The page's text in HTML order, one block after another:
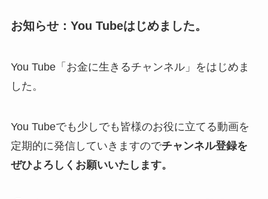
お知らせ：You Tubeはじめました。
You Tube「お金に生きるチャンネル」をはじめま
した。
You Tubeでも少しでも皆様のお役に立てる動画を
定期的に発信していきますのでチャンネル登録を
ぜひよろしくお願いいたします。